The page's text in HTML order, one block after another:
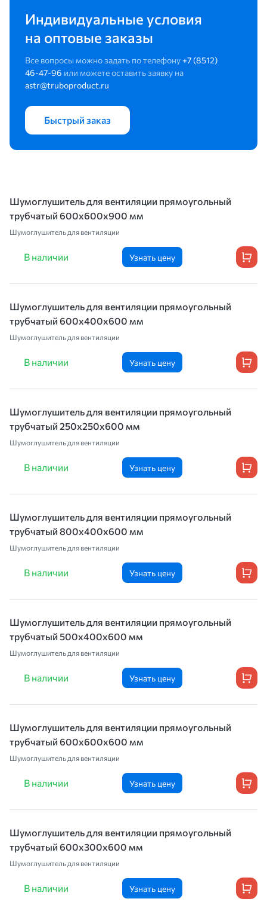
Индивидуальные условия
на оптовые заказы
Все вопросы можно задать по телефону +7 (8512)
46-47-96 или можете оставить заявку на
astr@truboproduct.ru
Быстрый заказ
Шумоглушитель для вентиляции прямоугольный
трубчатый 600х600х900 мм
Шумоглушитель для вентиляции
В наличии Узнать цену
Шумоглушитель для вентиляции прямоугольный
трубчатый 600х400х600 мм
Шумоглушитель для вентиляции
В наличии Узнать цену
Шумоглушитель для вентиляции прямоугольный
трубчатый 250х250х600 мм
Шумоглушитель для вентиляции
В наличии Узнать цену
Шумоглушитель для вентиляции прямоугольный
трубчатый 800х400х600 мм
Шумоглушитель для вентиляции
В наличии Узнать цену
Шумоглушитель для вентиляции прямоугольный
трубчатый 500х400х600 мм
Шумоглушитель для вентиляции
В наличии Узнать цену
Шумоглушитель для вентиляции прямоугольный
трубчатый 600х600х600 мм
Шумоглушитель для вентиляции
В наличии Узнать цену
Шумоглушитель для вентиляции прямоугольный
трубчатый 600х300х600 мм
Шумоглушитель для вентиляции
В наличии Узнать цену